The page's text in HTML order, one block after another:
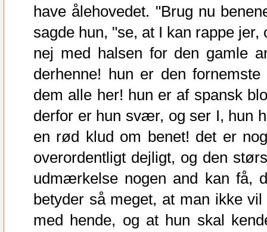
have ålehovedet. "Brug nu
sagde hun, "se, at I kan rappe jer,
nej med halsen for den gamle
derhenne! hun er den fornemste
dem alle her! hun er af spansk
derfor er hun svær, og ser I, hun
en rød klud om benet! det er
overordentligt dejligt, og den
udmærkelse nogen and kan få,
betyder så meget, at man ikke vil
med hende, og at hun skal